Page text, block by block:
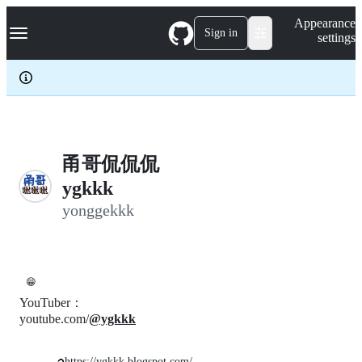
k
p
c
Navigation Menu Sign in
Appearance
settings
甬哥侃侃侃
ygkkk
yonggekkk
😁
YouTuber：
youtube.com/@ygkkk